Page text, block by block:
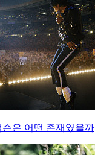
슨은 어떤 존재였을까